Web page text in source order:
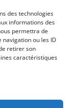
des technologies
informations des
permettra de
ou les ID
retirer son
caractéristiques